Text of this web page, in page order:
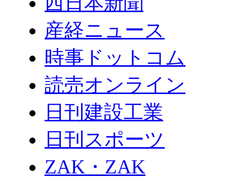
産経ニュース
時事ドットコム
読売オンライン
日刊建設工業
日刊スポーツ
ZAK・ZAK